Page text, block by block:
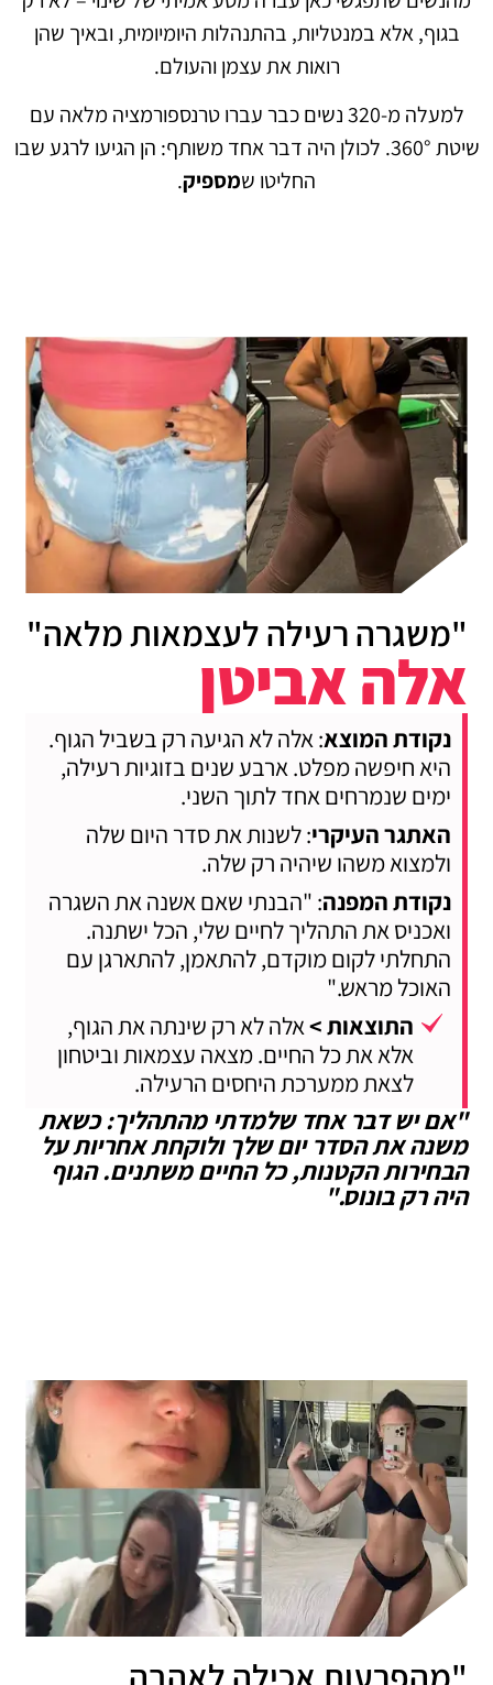
בגוף, אלא במנטליות, בהתנהלות היומיומית, ובאיך שהן
רואות את עצמן והעולם.
למעלה מ-320 נשים כבר עברו טרנספורמציה מלאה עם
שיטת 360°. לכולן היה דבר אחד משותף: הן הגיעו לרגע שבו
החליטו שמספיק.
"משגרה רעילה לעצמאות מלאה"
אלה אביטן
נקודת המוצא: אלה לא הגיעה רק בשביל הגוף.
היא חיפשה מפלט. ארבע שנים בזוגיות רעילה,
ימים שנמרחים אחד לתוך השני.
האתגר העיקרי: לשנות את סדר היום שלה
ולמצוא משהו שיהיה רק שלה.
נקודת המפנה: "הבנתי שאם אשנה את השגרה
ואכניס את התהליך לחיים שלי, הכל ישתנה.
התחלתי לקום מוקדם, להתאמן, להתארגן עם
האוכל מראש."
התוצאות >אלה לא רק שינתה את הגוף,
אלא את כל החיים. מצאה עצמאות וביטחון
לצאת ממערכת היחסים הרעילה.
"אם יש דבר אחד שלמדתי מהתהליך: כשאת
משנה את הסדר יום שלך ולוקחת אחריות על
הבחירות הקטנות, כל החיים משתנים. הגוף
היה רק בונוס."